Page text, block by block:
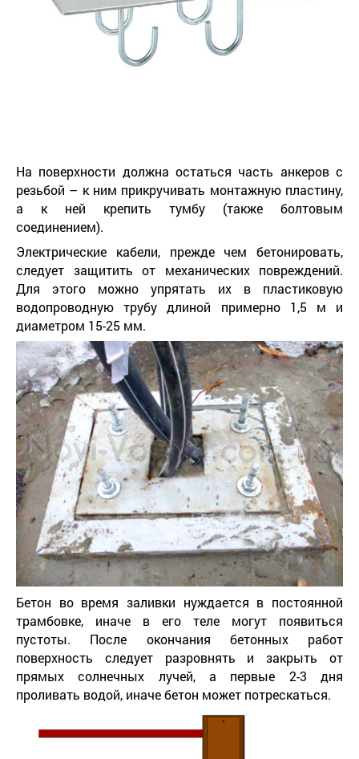
На поверхности должна остаться часть анкеров с
резьбой – к ним прикручивать монтажную пластину,
а к ней крепить тумбу (также болтовым
соединением).
Электрические кабели, прежде чем бетонировать,
следует защитить от механических повреждений.
Для этого можно упрятать их в пластиковую
водопроводную трубу длиной примерно 1,5 м и
диаметром 15-25 мм.
Бетон во время заливки нуждается в постоянной
трамбовке, иначе в его теле могут появиться
пустоты. После окончания бетонных работ
поверхность следует разровнять и закрыть от
прямых солнечных лучей, а первые 2-3 дня
проливать водой, иначе бетон может потрескаться.